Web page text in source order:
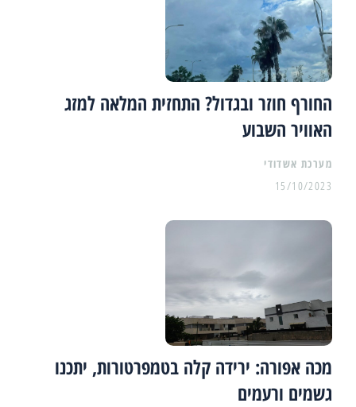
החורף חוזר ובגדול? התחזית המלאה למזג
האוויר השבוע
מערכת אשדודי
15/10/2023
מכה אפורה: ירידה קלה בטמפרטורות, יתכנו
גשמים ורעמים